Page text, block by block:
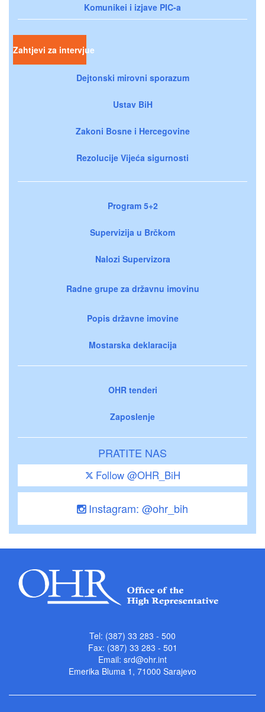
Komunikei i izjave PIC-a
Zahtjevi za intervjue
Dejtonski mirovni sporazum
Ustav BiH
Zakoni Bosne i Hercegovine
Rezolucije Vijeća sigurnosti
Program 5+2
Supervizija u Brčkom
Nalozi Supervizora
Radne grupe za državnu imovinu
Popis državne imovine
Mostarska deklaracija
OHR tenderi
Zaposlenje
PRATITE NAS
Follow @OHR_BiH
Instagram: @ohr_bih
Tel: (387) 33 283 - 500
Fax: (387) 33 283 - 501
Email: srd@ohr.int
Emerika Bluma 1, 71000 Sarajevo